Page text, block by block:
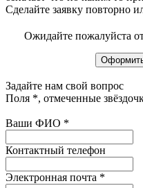
Сделайте заявку повторно
Ожидайте пожалуйста
Задайте нам свой вопрос
Поля *, отмеченные
Ваши ФИО *
Контактный телефон
Электронная почта *